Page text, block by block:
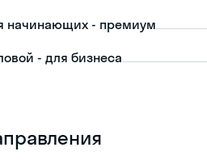
начинающих - премиум
- для бизнеса